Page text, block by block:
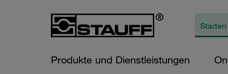
Produkte und Dienstleistungen